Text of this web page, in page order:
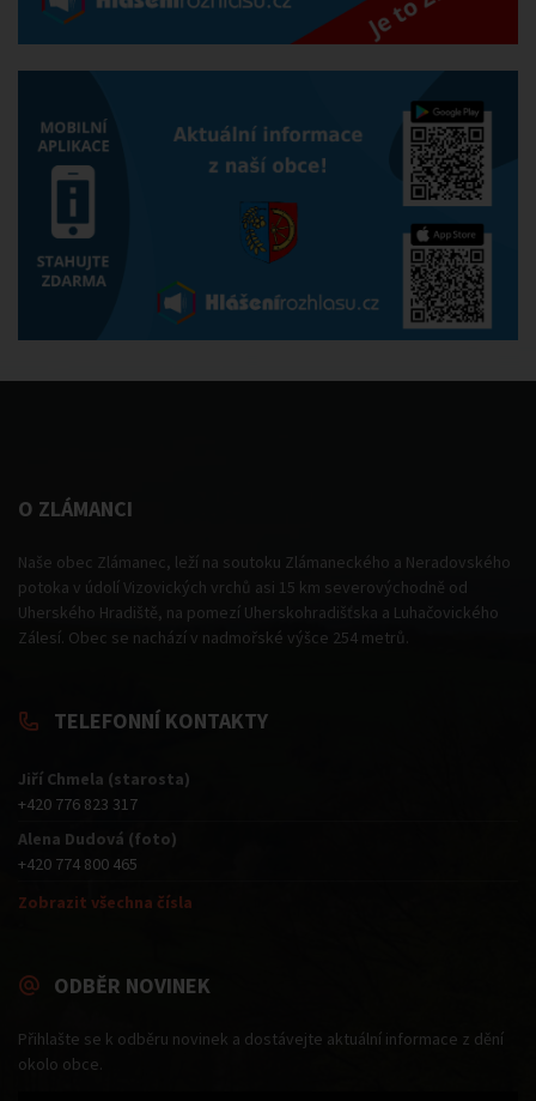
O ZLÁMANCI
Naše obec Zlámanec, leží na soutoku Zlámaneckého a Neradovského
potoka v údolí Vizovických vrchů asi 15 km severovýchodně od
Uherského Hradiště, na pomezí Uherskohradišťska a Luhačovického
Zálesí. Obec se nachází v nadmořské výšce 254 metrů.
TELEFONNÍ KONTAKTY
Jiří Chmela (starosta)
+420 776 823 317
Alena Dudová (foto)
+420 774 800 465
Zobrazit všechna čísla
ODBĚR NOVINEK
Přihlašte se k odběru novinek a dostávejte aktuální informace z dění
okolo obce.